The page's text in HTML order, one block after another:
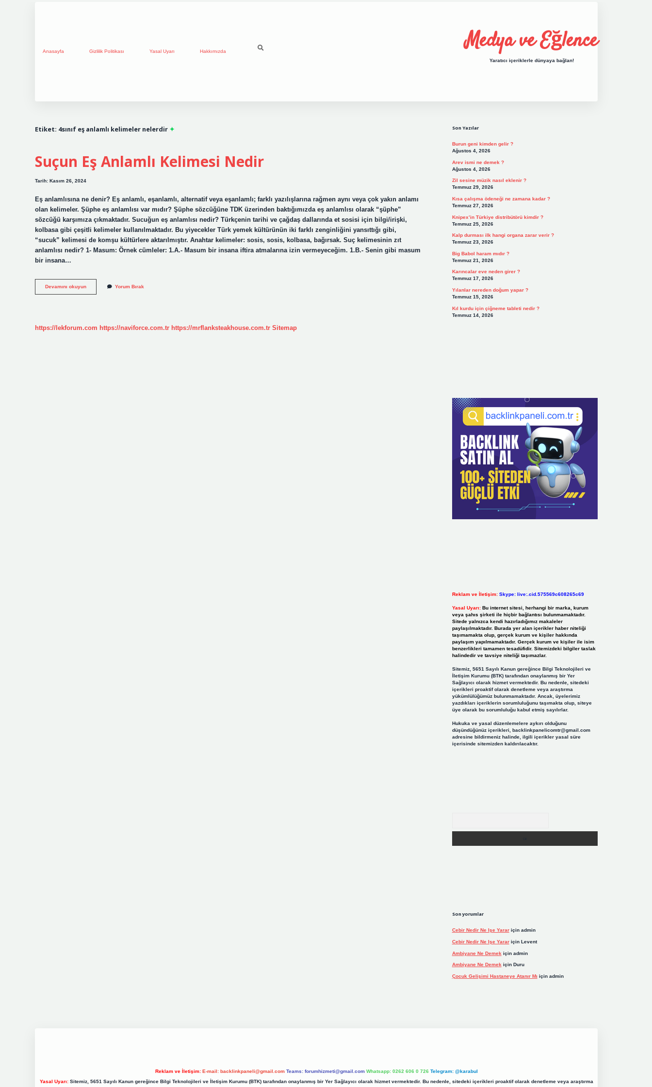
Anasayfa Gizlilik Politikası Yasal Uyarı Hakkımızda Medya ve Eğlence
Yaratıcı içeriklerle dünyaya bağlan!
Etiket: 4sınıf eş anlamlı kelimeler nelerdir
Suçun Eş Anlamlı Kelimesi Nedir
Tarih: Kasım 26, 2024
Eş anlamlısına ne denir? Eş anlamlı, eşanlamlı, alternatif veya eşanlamlı; farklı yazılışlarına rağmen aynı veya çok yakın anlamı
olan kelimeler. Şüphe eş anlamlısı var mıdır? Şüphe sözcüğüne TDK üzerinden baktığımızda eş anlamlısı olarak “şüphe”
sözcüğü karşımıza çıkmaktadır. Sucuğun eş anlamlısı nedir? Türkçenin tarihi ve çağdaş dallarında et sosisi için bilgi/irişki,
kolbasa gibi çeşitli kelimeler kullanılmaktadır. Bu yiyecekler Türk yemek kültürünün iki farklı zenginliğini yansıttığı gibi,
“sucuk” kelimesi de komşu kültürlere aktarılmıştır. Anahtar kelimeler: sosis, sosis, kolbasa, bağırsak. Suç kelimesinin zıt
anlamlısı nedir? 1- Masum: Örnek cümleler: 1.A.- Masum bir insana iftira atmalarına izin vermeyeceğim. 1.B.- Senin gibi masum
bir insana…
Devamını okuyunSuçun
Eş
Yorum Bırak
https://lekforum.com https://naviforce.com.tr https://mrflanksteakhouse.com.tr Sitemap
Son Yazılar
Burun geni kimden gelir ?
Ağustos 4, 2026
Arev ismi ne demek ?
Ağustos 4, 2026
Zil sesine müzik nasıl eklenir ?
Temmuz 29, 2026
Kısa çalışma ödeneği ne zamana kadar ?
Temmuz 27, 2026
Knipex’in Türkiye distribütörü kimdir ?
Temmuz 25, 2026
Kalp durması ilk hangi organa zarar verir ?
Temmuz 23, 2026
Big Babol haram mıdır ?
Temmuz 21, 2026
Karıncalar eve neden girer ?
Temmuz 17, 2026
Yılanlar nereden doğum yapar ?
Temmuz 15, 2026
Kıl kurdu için çiğneme tableti nedir ?
Temmuz 14, 2026
Reklam ve İletişim: Skype: live:.cid.575569c608265c69
Yasal Uyarı: Bu internet sitesi, herhangi bir marka, kurum
veya şahıs şirketi ile hiçbir bağlantısı bulunmamaktadır.
Sitede yalnızca kendi hazırladığımız makaleler
paylaşılmaktadır. Burada yer alan içerikler haber niteliği
taşımamakta olup, gerçek kurum ve kişiler hakkında
paylaşım yapılmamaktadır. Gerçek kurum ve kişiler ile isim
benzerlikleri tamamen tesadüfidir. Sitemizdeki bilgiler taslak
halindedir ve tavsiye niteliği taşımazlar.
Sitemiz, 5651 Sayılı Kanun gereğince Bilgi Teknolojileri ve
İletişim Kurumu (BTK) tarafından onaylanmış bir Yer
Sağlayıcı olarak hizmet vermektedir. Bu nedenle, sitedeki
içerikleri proaktif olarak denetleme veya araştırma
yükümlülüğümüz bulunmamaktadır. Ancak, üyelerimiz
yazdıkları içeriklerin sorumluluğunu taşımakta olup, siteye
üye olarak bu sorumluluğu kabul etmiş sayılırlar.
Hukuka ve yasal düzenlemelere aykırı olduğunu
düşündüğünüz içerikleri, backlinkpanelicomtr@gmail.com
adresine bildirmeniz halinde, ilgili içerikler yasal süre
içerisinde sitemizden kaldırılacaktır.
Son yorumlar
Cebir Nedir Ne Işe Yarariçin admin
Cebir Nedir Ne Işe Yarariçin Levent
Ambiyane Ne Demek için admin
Ambiyane Ne Demek için Duru
Çocuk Gelişimi Hastaneye Atanır Mı için admin
Reklam ve İletişim: E-mail: backlinkpaneli@gmail.com Teams: forumhizmeti@gmail.com Whatsapp: 0262 606 0 726 Telegram: @karabul
Yasal Uyarı:Sitemiz, 5651 Sayılı Kanun gereğince Bilgi Teknolojileri ve İletişim Kurumu (BTK) tarafından onaylanmış bir Yer Sağlayıcı olarak hizmet vermektedir. Bu nedenle, sitedeki içerikleri proaktif olarak denetleme veya araştırma